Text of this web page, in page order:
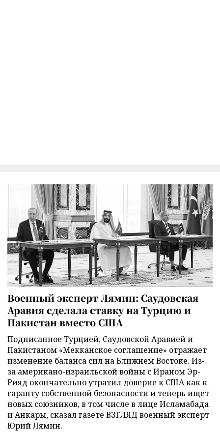
Военный эксперт Лямин: Саудовская
Аравия сделала ставку на Турцию и
Пакистан вместо США
Подписанное Турцией, Саудовской Аравией и
Пакистаном «Мекканское соглашение» отражает
изменение баланса сил на Ближнем Востоке. Из-
за американо-израильской войны с Ираном Эр-
Рияд окончательно утратил доверие к США как к
гаранту собственной безопасности и теперь ищет
новых союзников, в том числе в лице Исламабада
и Анкары, сказал газете ВЗГЛЯД военный эксперт
Юрий Лямин.